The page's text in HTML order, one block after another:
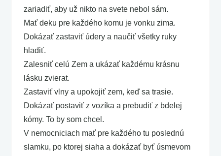
zariadiť, aby už nikto na svete nebol sám.
Mať deku pre každého komu je vonku zima.
Dokázať zastaviť údery a naučiť všetky ruky
hladiť.
Zalesniť celú Zem a ukázať každému krásnu
lásku zvierat.
Zastaviť vlny a upokojiť zem, keď sa trasie.
Dokázať postaviť z vozíka a prebudiť z bdelej
kómy. To by som chcel.
V nemocniciach mať pre každého tu poslednú
slamku, po ktorej siaha a dokázať byť úsmevom